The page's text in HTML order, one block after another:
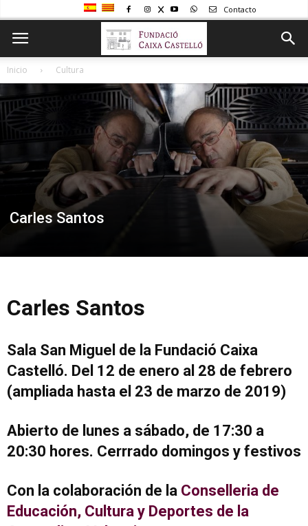
Contacto
Inicio Cultura
Carles Santos
Carles Santos
Sala San Miguel de la Fundació Caixa
Castelló. Del 12 de enero al 28 de febrero
(ampliada hasta el 23 de marzo de 2019)
Abierto de lunes a sábado, de 17:30 a
20:30 hores. Cerrrado domingos y festivos
Con la colaboración de la Conselleria de
Educación, Cultura y Deportes de la